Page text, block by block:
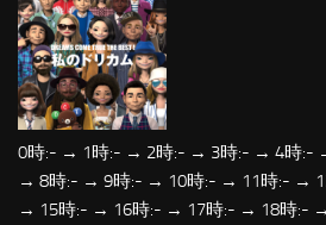
0時:- → 1時:- → 2時:- → 3時:- → 4時:-
→ 8時:- → 9時:- → 10時:- → 11時:- →
→ 15時:- → 16時:- → 17時:- → 18時:-